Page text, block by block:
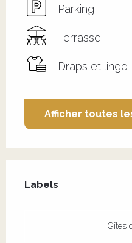
Parking
Terrasse
Draps et linge
Afficher toutes
Labels
Labels
Gîtes